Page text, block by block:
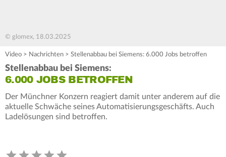
© glomex, 18.03.2025
Video > Nachrichten > Stellenabbau bei Siemens: 6.000 Jobs betroffen
Stellenabbau bei Siemens:
6.000 JOBS BETROFFEN
Der Münchner Konzern reagiert damit unter anderem auf die
aktuelle Schwäche seines Automatisierungsgeschäfts. Auch
Ladelösungen sind betroffen.